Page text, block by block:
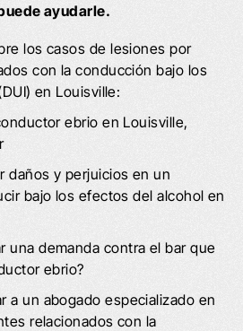
ayudarle.
los casos de lesiones por
con la conducción bajo los
en Louisville:
ebrio en Louisville,
daños y perjuicios en un
bajo los efectos del alcohol en
una demanda contra el bar que
ebrio?
a un abogado especializado en
relacionados con la